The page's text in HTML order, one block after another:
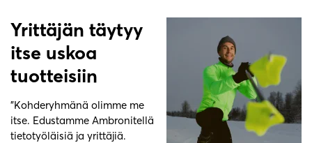
Yrittäjän täytyy
itse uskoa
tuotteisiin
”Kohderyhmänä olimme me
itse. Edustamme Ambronitellä
tietotyöläisiä ja yrittäjiä.